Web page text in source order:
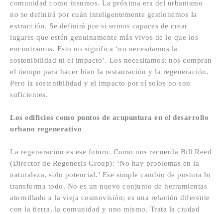
comunidad como insumos. La próxima era del urbanismo
no se definirá por cuán inteligentemente gestionemos la
extracción. Se definirá por si somos capaces de crear
lugares que estén genuinamente más vivos de lo que los
encontramos. Esto no significa ‘no necesitamos la
sostenibilidad ni el impacto’. Los necesitamos: nos compran
el tiempo para hacer bien la restauración y la regeneración.
Pero la sostenibilidad y el impacto por sí solos no son
suficientes.
Los edificios como puntos de acupuntura en el desarrollo
urbano regenerativo
La regeneración es ese futuro. Como nos recuerda Bill Reed
(Director de Regenesis Group): ‘No hay problemas en la
naturaleza, solo potencial.’ Ese simple cambio de postura lo
transforma todo. No es un nuevo conjunto de herramientas
atornillado a la vieja cosmovisión; es una relación diferente
con la tierra, la comunidad y uno mismo. Trata la ciudad